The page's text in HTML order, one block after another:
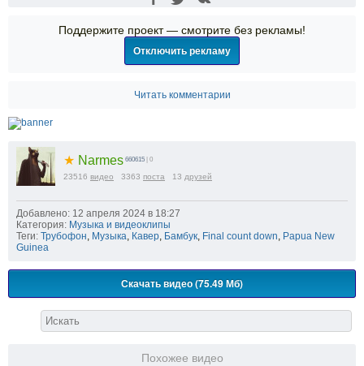
Поддержите проект — смотрите без рекламы!
Отключить рекламу
Читать комментарии
★ Narmes 660615 | 0
23516 видео 3363 поста 13 друзей
Добавлено: 12 апреля 2024 в 18:27
Категория: Музыка и видеоклипы
Теги: Трубофон, Музыка, Кавер, Бамбук, Final count down, Papua New
Guinea
Скачать видео (75.49 Мб)
Похожее видео